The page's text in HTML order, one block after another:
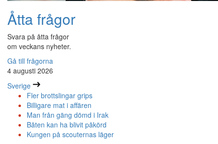
Åtta frågor
Svara på åtta frågor
om veckans nyheter.
Gå till frågorna
4 augusti 2026
Sverige
Fler brottslingar grips
Billigare mat i affären
Man från gäng dömd i Irak
Båten kan ha blivit påkörd
Kungen på scouternas läger